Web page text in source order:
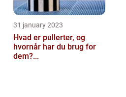
31 january 2023
Hvad er pullerter, og
hvornår har du brug for
dem?...